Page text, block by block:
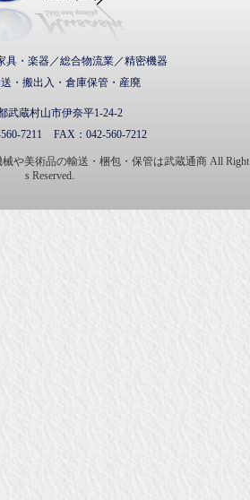
具・楽器／総合物流業／精密機器
・搬出入・倉庫保管・産廃
武蔵村山市伊奈平1-24-2
7211 FAX： 042-560-7212
や美術品の輸送・梱包・保管は武蔵通商 All Right
s Reserved.